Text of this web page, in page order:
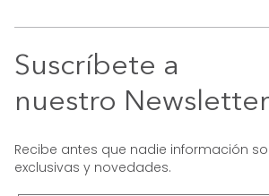
Suscríbete a
nuestro Newsletter
Recibe antes que nadie información
exclusivas y novedades.